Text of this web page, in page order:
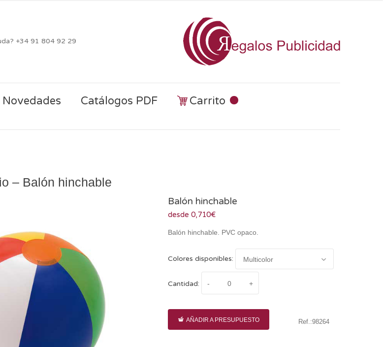
+34 91 804 92 29
Novedades Catálogos PDF Carrito
– Balón hinchable
Balón hinchable
desde 0,710€
Balón hinchable. PVC opaco.
Colores disponibles:
Cantidad:
AÑADIR A PRESUPUESTO Ref.:98264